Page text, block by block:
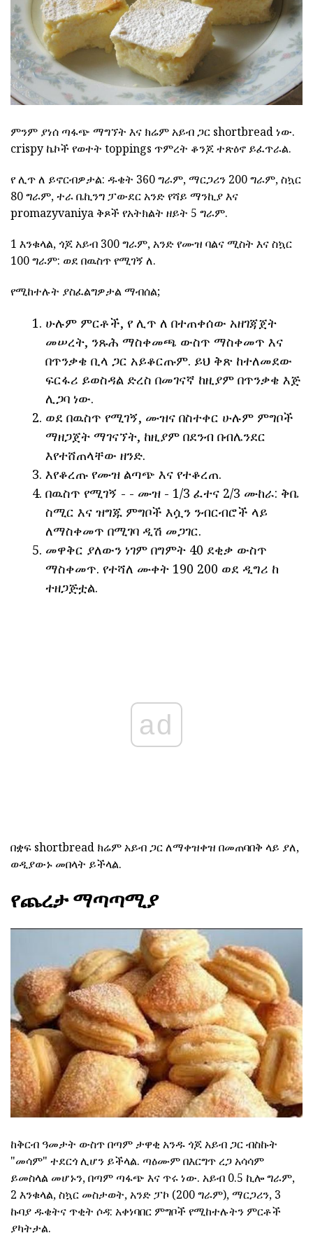
ምንም ያነሰ ጣፋጭ ማግኘት እና ክሬም አይብ ጋር shortbread ነው.
crispy ኬኮች የወተት toppings ጥምረት ቆንጆ ተጽዕኖ ይፈጥራል.
የ ሊጥ ለ ይኖርብዎታል: ዱቄት 360 ግራም, ማርጋሪን 200 ግራም, ስኳር
80 ግራም, ተራ ቤኪንግ ፓውደር አንድ የሻይ ማንኪያ እና
promazyvaniya ቅጾች የአትክልት ዘይት 5 ግራም.
1 እንቁላል, ጎጆ አይብ 300 ግራም, አንድ የሙዝ ባልና ሚስት እና ስኳር
100 ግራም: ወደ በዉስጥ የሚገኝ ለ.
የሚከተሉት ያስፈልግዎታል ማብሰል;
ሁሉም ምርቶች, የ ሊጥ ለ በተጠቀሰው አዘገጃጀት
መሠረት, ንጹሕ ማስቀመጫ ውስጥ ማስቀመጥ እና
በጥንቃቄ ቢላ ጋር አይቆርጡም. ይህ ቅጽ ከተለመደው
ፍርፋሪ ይወስዳል ድረስ በመገናኛ ከዚያም በጥንቃቄ እጅ
ሊጋባ ነው.
ወደ በዉስጥ የሚገኝ, ሙዝና በስተቀር ሁሉም ምግቦች
ማዘጋጀት ማገናኘት, ከዚያም በደንብ በብሌንደር
እየተሸጠላቸው ዘንድ.
እየቆረጡ የሙዝ ልጣጭ እና የተቆረጠ.
በዉስጥ የሚገኝ - - ሙዝ - 1/3 ፈተና 2/3 ሙከራ: ቅቤ
ስሚር እና ዝግጁ ምግቦች እሷን ንብርብሮች ላይ
ለማስቀመጥ በሚገባ ዲሽ መጋገር.
መዋቅር ያለውን ነገም በግምት 40 ደቂቃ ውስጥ
ማስቀመጥ. የተሻለ ሙቀት 190 200 ወደ ዲግሪ ከ
ተዘጋጅቷል.
ad
በቋፍ shortbread ክሬም አይብ ጋር ለማቀዝቀዝ በመጠባበቅ ላይ ያለ,
ወዲያውኑ መበላት ይችላል.
የጨረታ ማጣጣሚያ
ከቅርብ ዓመታት ውስጥ በጣም ታዋቂ አንዱ ጎጆ አይብ ጋር ብስኩት
"መሳም" ተደርጎ ሊሆን ይችላል. ጣዕሙም በእርግጥ ረጋ አሳሳም
ይመስላል መሆኑን, በጣም ጣፋጭ እና ጥሩ ነው. አይብ 0.5 ኪሎ ግራም,
2 እንቁላል, ስኳር መስታወት, አንድ ፓኮ (200 ግራም), ማርጋሪን, 3
ኩባያ ዱቄትና ጥቂት ሶዳ: አቀነባበር ምግቦች የሚከተሉትን ምርቶች
ያካትታል.